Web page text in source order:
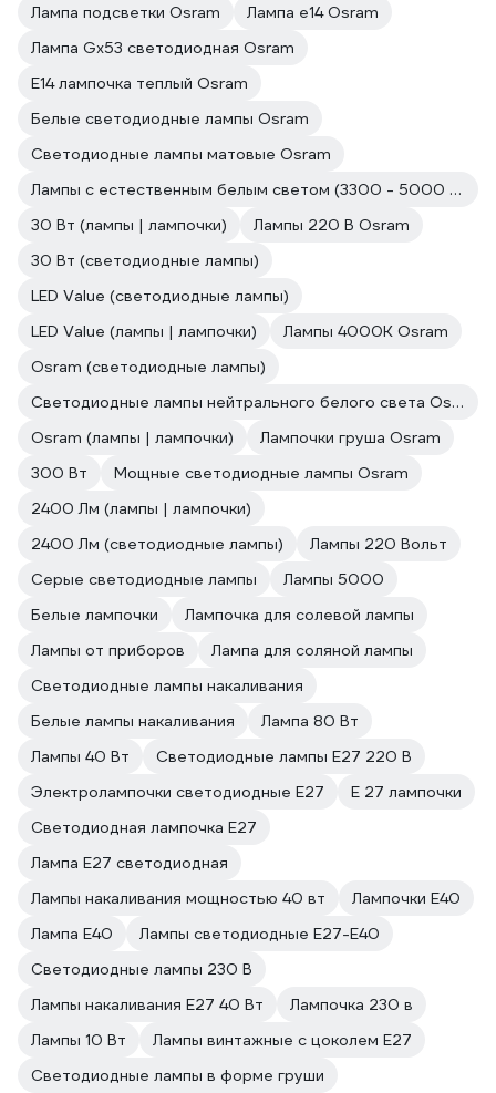
Лампа подсветки Osram
Лампа е14 Osram
Лампа Gx53 светодиодная Osram
E14 лампочка теплый Osram
Белые светодиодные лампы Osram
Светодиодные лампы матовые Osram
Лампы с естественным белым светом (3300 - 5000 к) Osram
30 Вт (лампы | лампочки)
Лампы 220 В Osram
30 Вт (светодиодные лампы)
LED Value (светодиодные лампы)
LED Value (лампы | лампочки)
Лампы 4000К Osram
Osram (светодиодные лампы)
Светодиодные лампы нейтрального белого света Osram
Osram (лампы | лампочки)
Лампочки груша Osram
300 Вт
Мощные светодиодные лампы Osram
2400 Лм (лампы | лампочки)
2400 Лм (светодиодные лампы)
Лампы 220 Вольт
Серые светодиодные лампы
Лампы 5000
Белые лампочки
Лампочка для солевой лампы
Лампы от приборов
Лампа для соляной лампы
Светодиодные лампы накаливания
Белые лампы накаливания
Лампа 80 Вт
Лампы 40 Вт
Светодиодные лампы E27 220 В
Электролампочки светодиодные E27
E 27 лампочки
Светодиодная лампочка E27
Лампа E27 светодиодная
Лампы накаливания мощностью 40 вт
Лампочки E40
Лампа E40
Лампы светодиодные E27-E40
Светодиодные лампы 230 В
Лампы накаливания E27 40 Вт
Лампочка 230 в
Лампы 10 Вт
Лампы винтажные с цоколем E27
Светодиодные лампы в форме груши